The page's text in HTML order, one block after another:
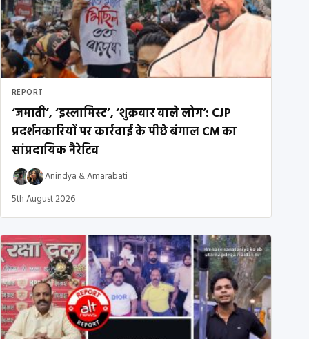
REPORT
‘जमाती’, ‘इस्लामिस्ट’, ‘शुक्रवार वाले लोग’: CJP
प्रदर्शनकारियों पर कार्रवाई के पीछे बंगाल CM का
सांप्रदायिक नैरेटिव
Anindya &Amarabati
5th August 2026